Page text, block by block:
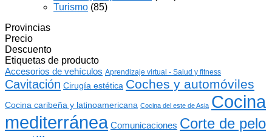
Turismo (85)
Provincias
Precio
Descuento
Etiquetas de producto
Accesorios de vehículos Aprendizaje virtual - Salud y fitness
Cavitación Cirugía estética Coches y automóviles
Cocina caribeña y latinoamericana Cocina del este de Asia Cocina
mediterránea Comunicaciones Corte de pelo